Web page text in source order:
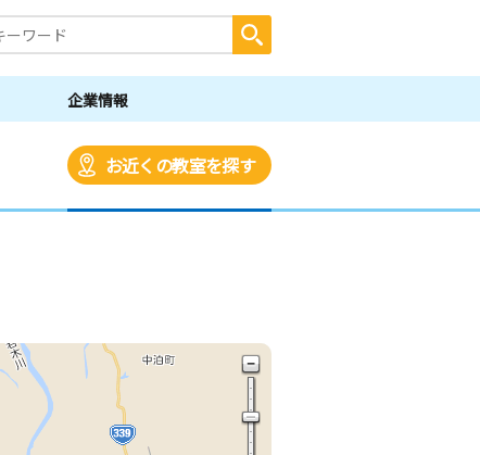
企業情報
お近くの教室を探す